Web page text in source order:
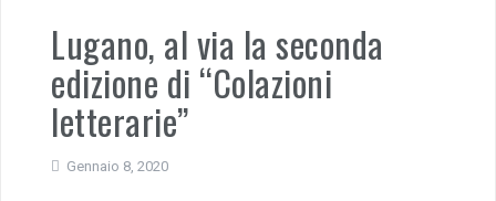
Lugano, al via la seconda
edizione di “Colazioni
letterarie”
Gennaio 8, 2020